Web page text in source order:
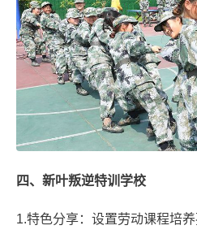
四、新叶叛逆特训学校
1.特色分享：设置劳动课程培养